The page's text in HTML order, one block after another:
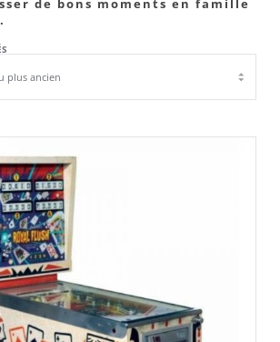
de bons moments en famille
DU
RÉCENT
AU
ANCIEN